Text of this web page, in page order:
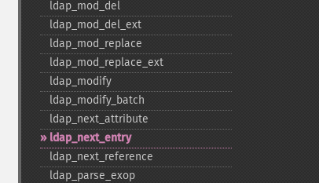
ldap_​mod_​del
ldap_​mod_​del_​ext
ldap_​mod_​replace
ldap_​mod_​replace_​ext
ldap_​modify
ldap_​modify_​batch
ldap_​next_​attribute
ldap_​next_​entry
ldap_​next_​reference
ldap_​parse_​exop